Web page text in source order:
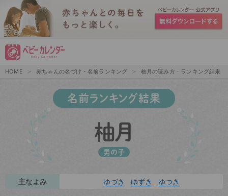
HOME 赤ちゃんの名づけ・名前ランキング 柚月の読み方・ランキング結果
名前ランキング結果
柚月
男の子
主なよみ ゆづき ゆずき ゆつき